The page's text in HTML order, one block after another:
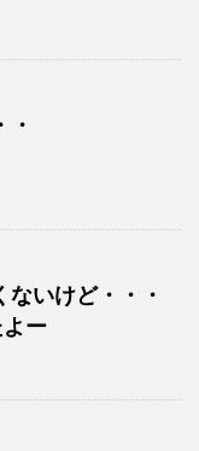
・
いけど・・・
ー